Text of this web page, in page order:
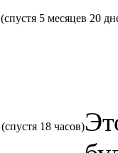
(спустя 5 месяцев 20
(спустя 18 часов)